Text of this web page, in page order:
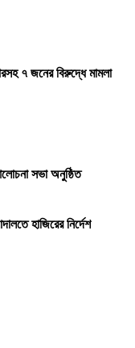
৭ জনের বিরুদ্ধে মামলা
সভা অনুষ্ঠিত
হাজিরের নির্দেশ